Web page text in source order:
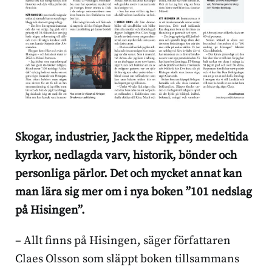
Skogar, industrier, Jack the Ripper, medeltida
kyrkor, nedlagda varv, historik, bönder och
personliga pärlor. Det och mycket annat kan
man lära sig mer om i nya boken ”101 nedslag
på Hisingen”.
– Allt finns på Hisingen, säger författaren
Claes Olsson som släppt boken tillsammans